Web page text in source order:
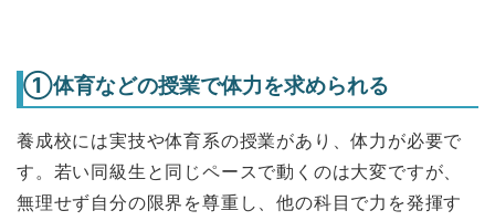
①体育などの授業で体力を求められる
養成校には実技や体育系の授業があり、体力が必要で
す。若い同級生と同じペースで動くのは大変ですが、
無理せず自分の限界を尊重し、他の科目で力を発揮す